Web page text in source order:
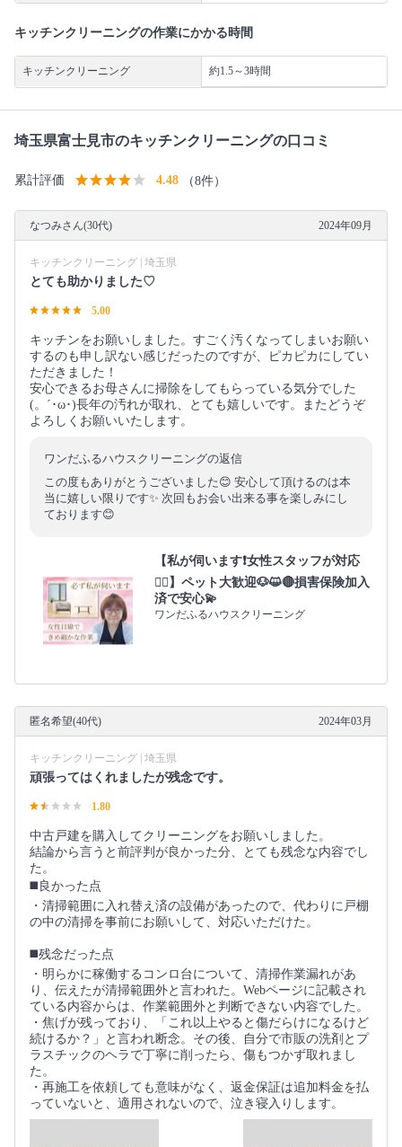
キッチンクリーニングの作業にかかる時間
キッチンクリーニング 約1.5～3時間
埼玉県富士見市のキッチンクリーニングの口コミ
累計評価 4.48 （8件）
なつみさん(30代) 2024年09月
キッチンクリーニング | 埼玉県
とても助かりました♡
5.00
キッチンをお願いしました。すごく汚くなってしまいお願い
するのも申し訳ない感じだったのですが、ピカピカにしてい
ただきました！
安心できるお母さんに掃除をしてもらっている気分でした
(。´･ω･)長年の汚れが取れ、とても嬉しいです。またどうぞ
よろしくお願いいたします。
ワンだふるハウスクリーニングの返信
この度もありがとうございました😊 安心して頂けるのは本
当に嬉しい限りです✨ 次回もお会い出来る事を楽しみにし
ております😊
【私が伺います❗️女性スタッフが対応
🙆‍♀️】ペット大歓迎🐶😺🔴損害保険加入
済で安心💫
ワンだふるハウスクリーニング
匿名希望(40代) 2024年03月
キッチンクリーニング | 埼玉県
頑張ってはくれましたが残念です。
1.80
中古戸建を購入してクリーニングをお願いしました。
結論から言うと前評判が良かった分、とても残念な内容でし
た。
◼️良かった点
・清掃範囲に入れ替え済の設備があったので、代わりに戸棚
の中の清掃を事前にお願いして、対応いただけた。
◼️残念だった点
・明らかに稼働するコンロ台について、清掃作業漏れがあ
り、伝えたが清掃範囲外と言われた。Webページに記載され
ている内容からは、作業範囲外と判断できない内容でした。
・焦げが残っており、「これ以上やると傷だらけになるけど
続けるか？」と言われ断念。その後、自分で市販の洗剤とプ
ラスチックのヘラで丁寧に削ったら、傷もつかず取れまし
た。
・再施工を依頼しても意味がなく、返金保証は追加料金を払
っていないと、適用されないので、泣き寝入りします。